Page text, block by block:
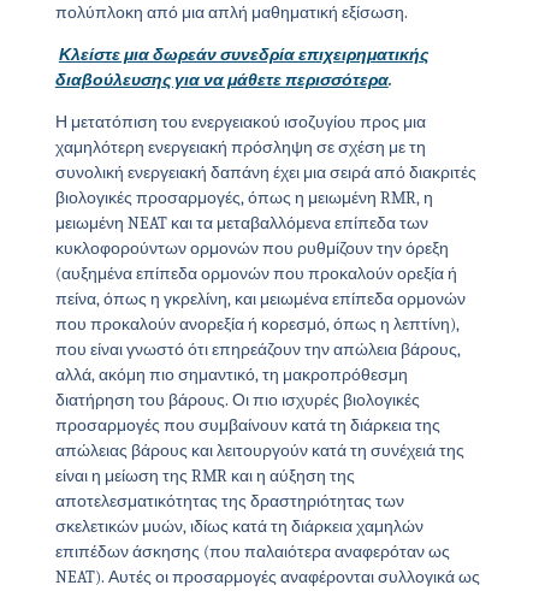
πολύπλοκη από μια απλή μαθηματική εξίσωση.
Κλείστε μια δωρεάν συνεδρία επιχειρηματικής
διαβούλευσης για να μάθετε περισσότερα.
Η μετατόπιση του ενεργειακού ισοζυγίου προς μια
χαμηλότερη ενεργειακή πρόσληψη σε σχέση με τη
συνολική ενεργειακή δαπάνη έχει μια σειρά από διακριτές
βιολογικές προσαρμογές, όπως η μειωμένη RMR, η
μειωμένη NEAT και τα μεταβαλλόμενα επίπεδα των
κυκλοφορούντων ορμονών που ρυθμίζουν την όρεξη
(αυξημένα επίπεδα ορμονών που προκαλούν ορεξία ή
πείνα, όπως η γκρελίνη, και μειωμένα επίπεδα ορμονών
που προκαλούν ανορεξία ή κορεσμό, όπως η λεπτίνη),
που είναι γνωστό ότι επηρεάζουν την απώλεια βάρους,
αλλά, ακόμη πιο σημαντικό, τη μακροπρόθεσμη
διατήρηση του βάρους. Οι πιο ισχυρές βιολογικές
προσαρμογές που συμβαίνουν κατά τη διάρκεια της
απώλειας βάρους και λειτουργούν κατά τη συνέχειά της
είναι η μείωση της RMR και η αύξηση της
αποτελεσματικότητας της δραστηριότητας των
σκελετικών μυών, ιδίως κατά τη διάρκεια χαμηλών
επιπέδων άσκησης (που παλαιότερα αναφερόταν ως
NEAT). Αυτές οι προσαρμογές αναφέρονται συλλογικά ως